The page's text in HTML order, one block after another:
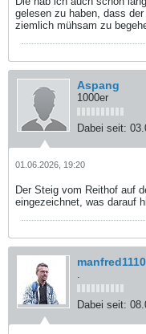
gelesen zu haben, dass
ziemlich mühsam zu
Aspang
1000er
Dabei seit:
01.06.2026, 19:20
Der Steig vom Reithof auf
eingezeichnet, was darauf
manfred1110
.
Dabei seit: